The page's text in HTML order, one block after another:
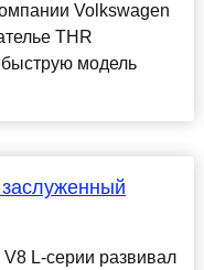
Volkswagen
THR
модель
L-серии развивал